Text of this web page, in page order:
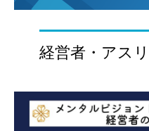
経営者・アス